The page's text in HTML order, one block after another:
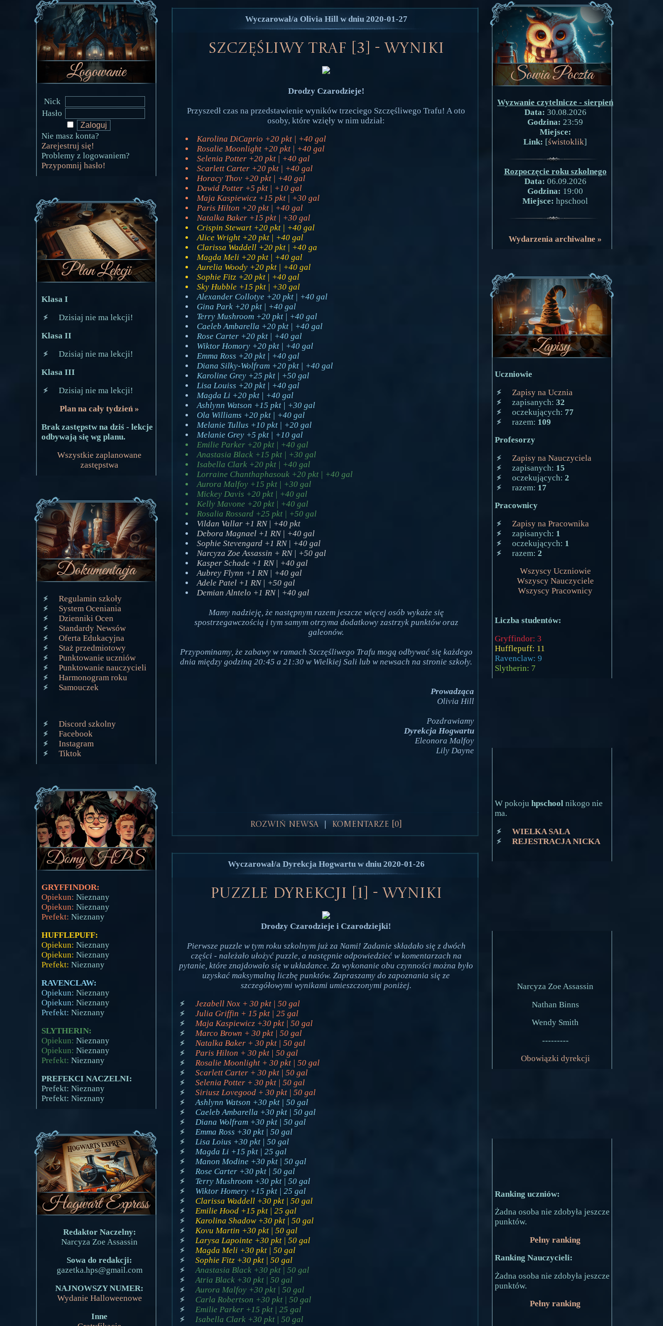
Nick
Hasło
Nie masz konta?
Zarejestruj się!
Problemy z logowaniem?
Przypomnij hasło!
Klasa I
Dzisiaj nie ma lekcji!
Klasa II
Dzisiaj nie ma lekcji!
Klasa III
Dzisiaj nie ma lekcji!
Plan na cały tydzień »
Brak zastępstw na dziś - lekcje
odbywają się wg planu.
Wszystkie zaplanowane
zastępstwa
Regulamin szkoły
System Oceniania
Dzienniki Ocen
Standardy Newsów
Oferta Edukacyjna
Staż przedmiotowy
Punktowanie uczniów
Punktowanie nauczycieli
Harmonogram roku
Samouczek
Discord szkolny
Facebook
Instagram
Tiktok
GRYFFINDOR:
Opiekun: Nieznany
Opiekun: Nieznany
Prefekt: Nieznany
HUFFLEPUFF:
Opiekun: Nieznany
Opiekun: Nieznany
Prefekt: Nieznany
RAVENCLAW:
Opiekun: Nieznany
Opiekun: Nieznany
Prefekt: Nieznany
SLYTHERIN:
Opiekun: Nieznany
Opiekun: Nieznany
Prefekt: Nieznany
PREFEKCI NACZELNI:
Prefekt: Nieznany
Prefekt: Nieznany
Redaktor Naczelny:
Narcyza Zoe Assassin
Sowa do redakcji:
gazetka.hps@gmail.com
NAJNOWSZY NUMER:
Wydanie Halloweenowe
Inne
Wyczarował/a Olivia Hill w dniu 2020-01-27
Szczęśliwy traf [3] - wyniki
Drodzy Czarodzieje!
Przyszedł czas na przedstawienie wyników trzeciego Szczęśliwego Trafu! A oto
osoby, które wzięły w nim udział:
Karolina DiCaprio +20 pkt | +40 gal
Rosalie Moonlight +20 pkt | +40 gal
Selenia Potter +20 pkt | +40 gal
Scarlett Carter +20 pkt | +40 gal
Horacy Thov +20 pkt | +40 gal
Dawid Potter +5 pkt | +10 gal
Maja Kaspiewicz +15 pkt | +30 gal
Paris Hilton +20 pkt | +40 gal
Natalka Baker +15 pkt | +30 gal
Crispin Stewart +20 pkt | +40 gal
Alice Wright +20 pkt | +40 gal
Clarissa Waddell +20 pkt | +40 ga
Magda Meli +20 pkt | +40 gal
Aurelia Woody +20 pkt | +40 gal
Sophie Fitz +20 pkt | +40 gal
Sky Hubble +15 pkt | +30 gal
Alexander Collotye +20 pkt | +40 gal
Gina Park +20 pkt | +40 gal
Terry Mushroom +20 pkt | +40 gal
Caeleb Ambarella +20 pkt | +40 gal
Rose Carter +20 pkt | +40 gal
Wiktor Homory +20 pkt | +40 gal
Emma Ross +20 pkt | +40 gal
Diana Silky-Wolfram +20 pkt | +40 gal
Karoline Grey +25 pkt | +50 gal
Lisa Louiss +20 pkt | +40 gal
Magda Li +20 pkt | +40 gal
Ashlynn Watson +15 pkt | +30 gal
Ola Williams +20 pkt | +40 gal
Melanie Tullus +10 pkt | +20 gal
Melanie Grey +5 pkt | +10 gal
Emilie Parker +20 pkt | +40 gal
Anastasia Black +15 pkt | +30 gal
Isabella Clark +20 pkt | +40 gal
Lorraine Chanthaphasouk +20 pkt | +40 gal
Aurora Malfoy +15 pkt | +30 gal
Mickey Davis +20 pkt | +40 gal
Kelly Mavone +20 pkt | +40 gal
Rosalia Rossard +25 pkt | +50 gal
Vildan Vallar +1 RN | +40 pkt
Debora Magnael +1 RN | +40 gal
Sophie Stevengard +1 RN | +40 gal
Narcyza Zoe Assassin + RN | +50 gal
Kasper Schade +1 RN | +40 gal
Aubrey Flynn +1 RN | +40 gal
Adele Patel +1 RN | +50 gal
Demian Alntelo +1 RN | +40 gal
Mamy nadzieję, że następnym razem jeszcze więcej osób wykaże się
spostrzegawczością i tym samym otrzyma dodatkowy zastrzyk punktów oraz
galeonów.
Przypominamy, że zabawy w ramach Szczęśliwego Trafu mogą odbywać się każdego
dnia między godziną 20:45 a 21:30 w Wielkiej Sali lub w newsach na stronie szkoły.
Prowadząca
Olivia Hill
Pozdrawiamy
Dyrekcja Hogwartu
Eleonora Malfoy
Lily Dayne
Rozwiń Newsa Komentarze [0]
Wyczarował/a Dyrekcja Hogwartu w dniu 2020-01-26
Puzzle dyrekcji [1] - wyniki
Drodzy Czarodzieje i Czarodziejki!
Pierwsze puzzle w tym roku szkolnym już za Nami! Zadanie składało się z dwóch
części - należało ułożyć puzzle, a następnie odpowiedzieć w komentarzach na
pytanie, które znajdowało się w układance. Za wykonanie obu czynności można było
uzyskać maksymalną liczbę punktów. Zapraszamy do zapoznania się ze
szczegółowymi wynikami umieszczonymi poniżej.
Jezabell Nox + 30 pkt | 50 gal
Julia Griffin + 15 pkt | 25 gal
Maja Kaspiewicz +30 pkt | 50 gal
Marco Brown + 30 pkt | 50 gal
Natalka Baker + 30 pkt | 50 gal
Paris Hilton + 30 pkt | 50 gal
Rosalie Moonlight + 30 pkt | 50 gal
Scarlett Carter + 30 pkt | 50 gal
Selenia Potter + 30 pkt | 50 gal
Siriusz Lovegood + 30 pkt | 50 gal
Ashlynn Watson +30 pkt | 50 gal
Caeleb Ambarella +30 pkt | 50 gal
Diana Wolfram +30 pkt | 50 gal
Emma Ross +30 pkt | 50 gal
Lisa Loius +30 pkt | 50 gal
Magda Li +15 pkt | 25 gal
Manon Modine +30 pkt | 50 gal
Rose Carter +30 pkt | 50 gal
Terry Mushroom +30 pkt | 50 gal
Wiktor Homery +15 pkt | 25 gal
Clarissa Waddell +30 pkt | 50 gal
Emilie Hood +15 pkt | 25 gal
Karolina Shadow +30 pkt | 50 gal
Kovu Martin +30 pkt | 50 gal
Larysa Lapointe +30 pkt | 50 gal
Magda Meli +30 pkt | 50 gal
Sophie Fitz +30 pkt | 50 gal
Anastasia Black +30 pkt | 50 gal
Atria Black +30 pkt | 50 gal
Aurora Malfoy +30 pkt | 50 gal
Carla Robertson +30 pkt | 50 gal
Emilie Parker +15 pkt | 25 gal
Isabella Clark +30 pkt | 50 gal
Wyzwanie czytelnicze - sierpień
Data: 30.08.2026
Godzina: 23:59
Miejsce:
Link: [świstoklik]
Rozpoczęcie roku szkolnego
Data: 06.09.2026
Godzina: 19:00
Miejsce: hpschool
Wydarzenia archiwalne »
Uczniowie
Zapisy na Ucznia
zapisanych: 32
oczekujących: 77
razem: 109
Profesorzy
Zapisy na Nauczyciela
zapisanych: 15
oczekujących: 2
razem: 17
Pracownicy
Zapisy na Pracownika
zapisanych: 1
oczekujących: 1
razem: 2
Wszyscy Uczniowie
Wszyscy Nauczyciele
Wszyscy Pracownicy
Liczba studentów:
Gryffindor: 3
Hufflepuff: 11
Ravenclaw: 9
Slytherin: 7
W pokoju hpschool nikogo nie
ma.
WIELKA SALA
REJESTRACJA NICKA
Narcyza Zoe Assassin
Nathan Binns
Wendy Smith
---------
Obowiązki dyrekcji
Ranking uczniów:
Żadna osoba nie zdobyła jeszcze
punktów.
Pełny ranking
Ranking Nauczycieli:
Żadna osoba nie zdobyła jeszcze
punktów.
Pełny ranking